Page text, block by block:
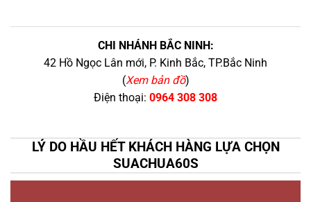
CHI NHÁNH BẮC NINH:
42 Hồ Ngọc Lân mới, P. Kinh Bắc, TP.Bắc Ninh
(Xem bản đồ)
Điện thoại: 0964 308 308
LÝ DO HẦU HẾT KHÁCH HÀNG LỰA CHỌN
SUACHUA60S